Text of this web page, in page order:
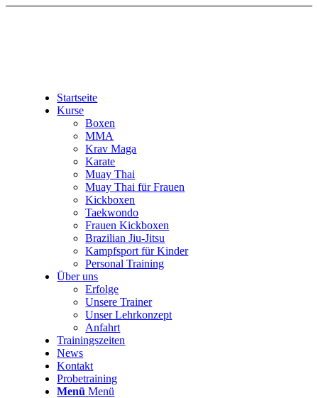
Startseite
Kurse
Boxen
MMA
Krav Maga
Karate
Muay Thai
Muay Thai für Frauen
Kickboxen
Taekwondo
Frauen Kickboxen
Brazilian Jiu-Jitsu
Kampfsport für Kinder
Personal Training
Über uns
Erfolge
Unsere Trainer
Unser Lehrkonzept
Anfahrt
Trainingszeiten
News
Kontakt
Probetraining
Menü Menü